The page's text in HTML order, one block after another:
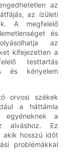
az
az ízületi
A megfelelő
és
az
kifejezetten a
testtartás
és kényelem
orvosi székek
a háttámla
egyéneknek a
alváshoz. Ez
akik hosszú időt
problémákkal